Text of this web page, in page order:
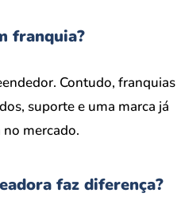
franquia?
Contudo, franquias
suporte e uma marca já
mercado.
faz diferença?